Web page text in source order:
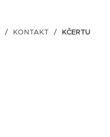
KONTAKT KČERTU